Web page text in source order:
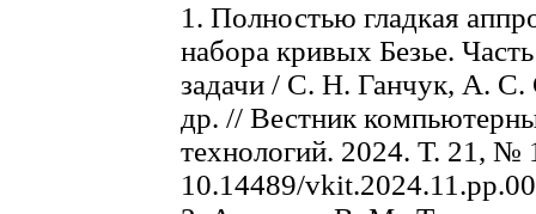
1. Полностью гладкая
набора кривых Безье.
задачи / С. Н. Ганчук, А.
др. // Вестник
технологий. 2024. Т. 21, №
10.14489/